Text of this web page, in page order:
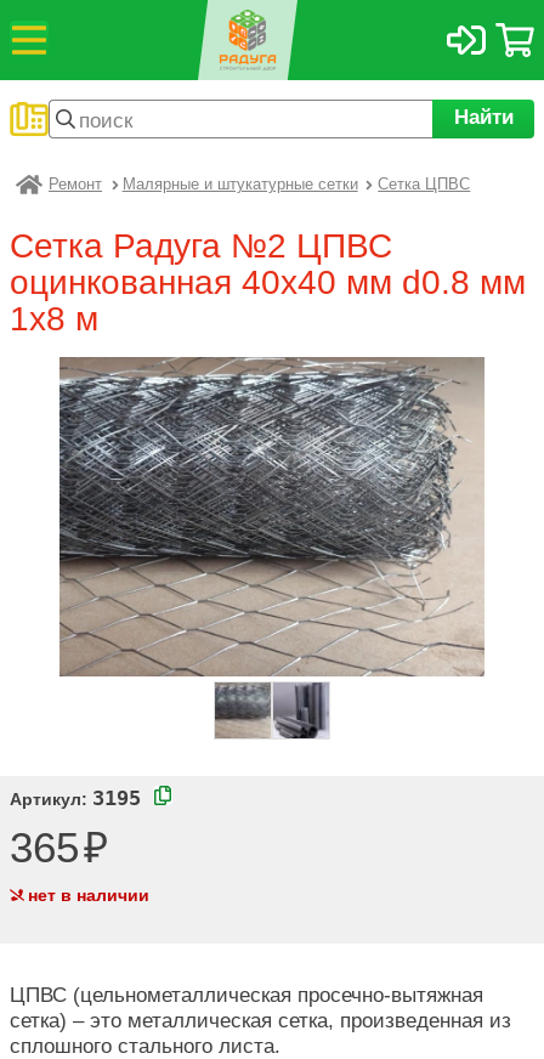
Найти
Ремонт Малярные и штукатурные сетки Сетка ЦПВС
Сетка Радуга №2 ЦПВС
оцинкованная 40х40 мм d0.8 мм
1х8 м
Артикул: 3195
365
нет в наличии
ЦПВС (цельнометаллическая просечно-вытяжная
сетка) – это металлическая сетка, произведенная из
сплошного стального листа.